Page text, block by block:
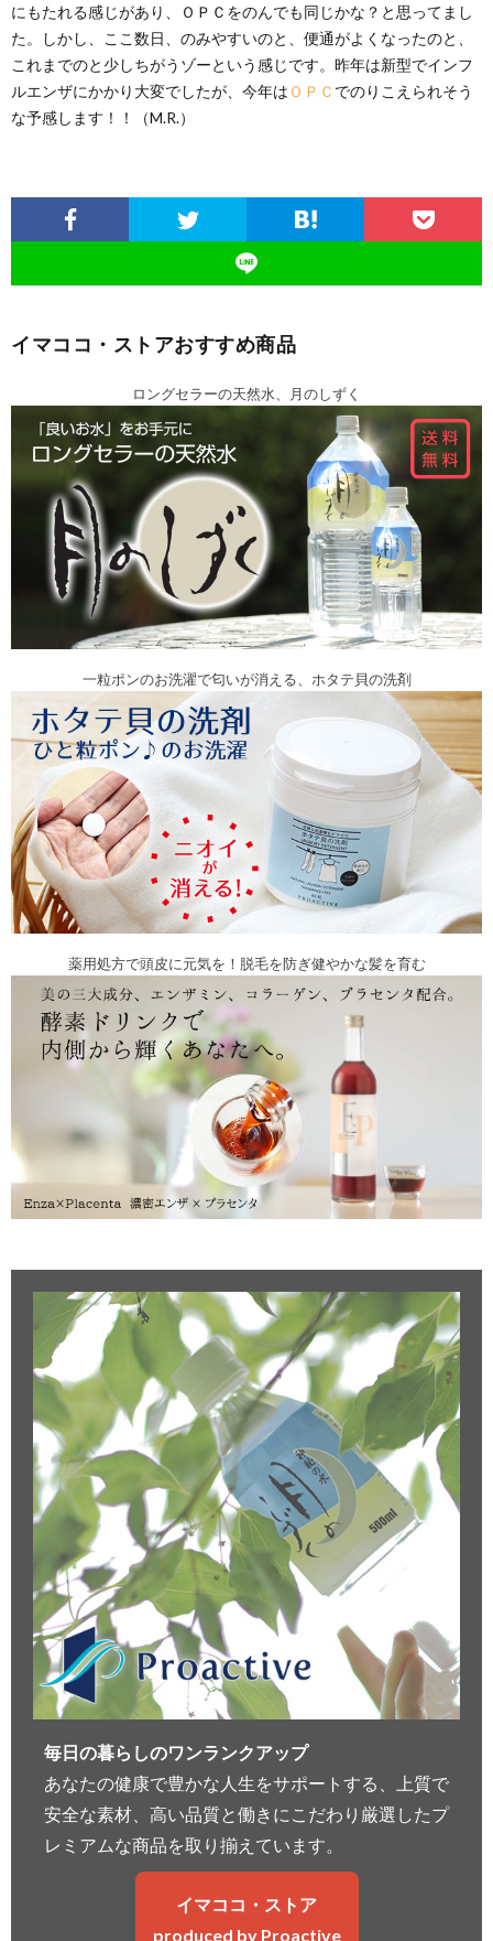
にもたれる感じがあり、ＯＰＣをのんでも同じかな？と思ってまし
た。しかし、ここ数日、のみやすいのと、便通がよくなったのと、
これまでのと少しちがうゾーという感じです。昨年は新型でインフ
ルエンザにかかり大変でしたが、今年は ＯＰＣ でのりこえられそう
な予感します！！（M.R.）
イマココ・ストアおすすめ商品
ロングセラーの天然水、月のしずく
一粒ポンのお洗濯で匂いが消える、ホタテ貝の洗剤
薬用処方で頭皮に元気を！脱毛を防ぎ健やかな髪を育む
毎日の暮らしのワンランクアップ
あなたの健康で豊かな人生をサポートする、上質で
安全な素材、高い品質と働きにこだわり厳選したプ
レミアムな商品を取り揃えています。
イマココ・ストア
produced by Proactive